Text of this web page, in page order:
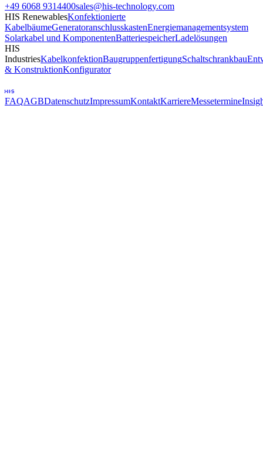
+49 6068 9314400sales@his-technology.com
HIS RenewablesKonfektionierte
KabelbäumeGeneratoranschlusskastenEnergiemanagementsystem
Solarkabel und KomponentenBatteriespeicherLadelösungen
HIS
IndustriesKabelkonfektionBaugruppenfertigungSchaltschrankbau
& KonstruktionKonfigurator
FAQAGBDatenschutzImpressumKontaktKarriereMessetermine